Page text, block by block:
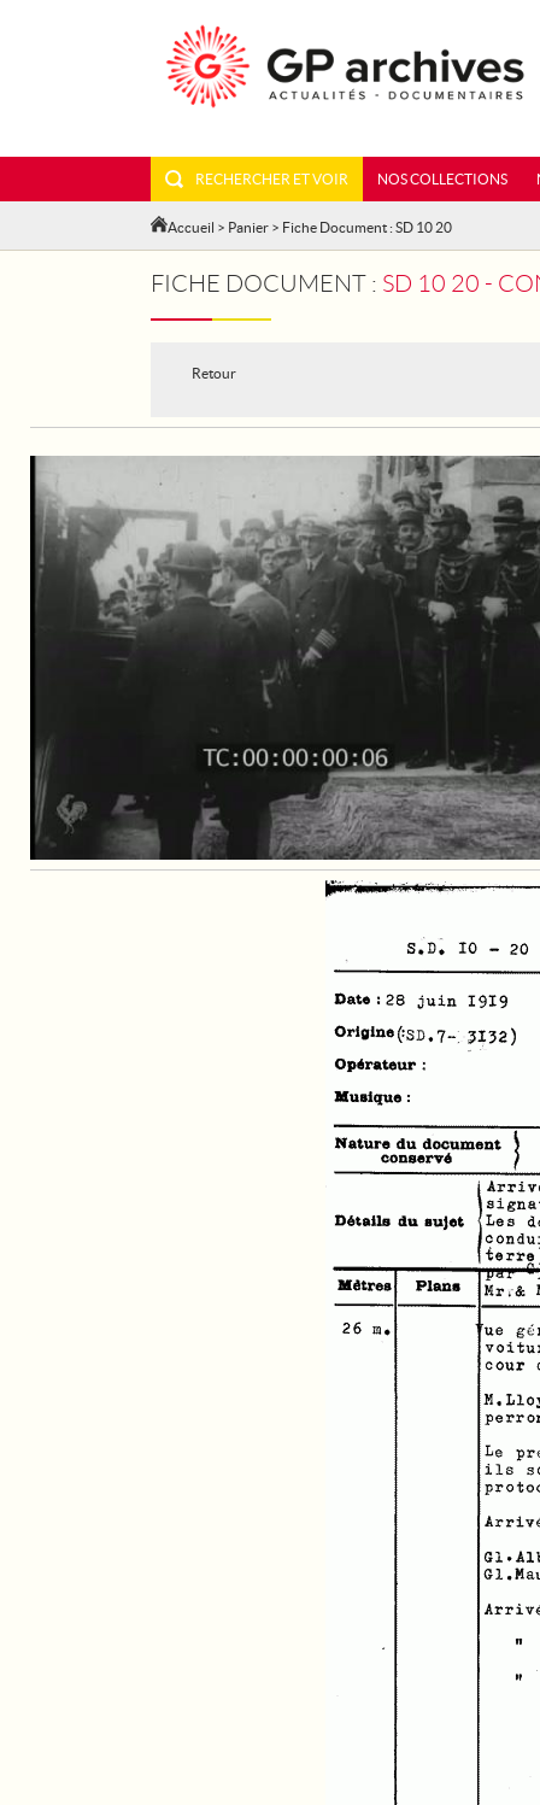
RECHERCHER ET VOIR NOS COLLECTIONS
Accueil > Panier > Fiche Document : SD 10 20
FICHE DOCUMENT : SD 10 20 -
Retour